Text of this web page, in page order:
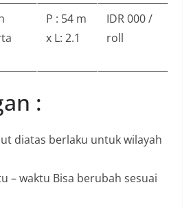
P : 54 m
x L: 2.1
IDR 000 /
roll
:
diatas berlaku untuk wilayah
– waktu Bisa berubah sesuai